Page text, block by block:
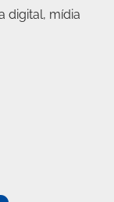
digital, mídia